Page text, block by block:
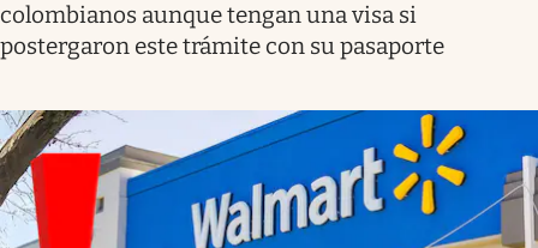
colombianos aunque tengan una visa si
postergaron este trámite con su pasaporte